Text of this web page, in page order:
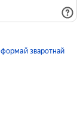
формай зваротнай